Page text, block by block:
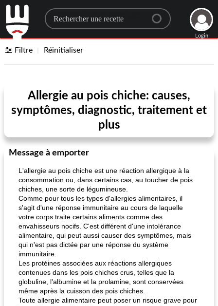
Search for a recipe
Login
Filtre Réinitialiser
Allergie au pois chiche: causes,
symptômes, diagnostic, traitement et
plus
Message à emporter
L'allergie au pois chiche est une réaction allergique à la
consommation ou, dans certains cas, au toucher de pois
chiches, une sorte de légumineuse.
Comme pour tous les types d'allergies alimentaires, il
s'agit d'une réponse immunitaire au cours de laquelle
votre corps traite certains aliments comme des
envahisseurs nocifs. C'est différent d'une intolérance
alimentaire, qui peut aussi causer des symptômes, mais
qui n'est pas dictée par une réponse du système
immunitaire.
Les protéines associées aux réactions allergiques
contenues dans les pois chiches crus, telles que la
globuline, l'albumine et la prolamine, sont conservées
même après la cuisson des pois chiches.
Toute allergie alimentaire peut poser un risque grave pour